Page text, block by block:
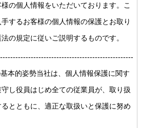
の個人情報をいただいております。こ
するお客様の個人情報の保護とお取り
の規定に従いご説明するものです。
本的姿勢当社は、個人情報保護に関す
し役員はじめ全ての従業員が、取り扱
とともに、適正な取扱いと保護に努め